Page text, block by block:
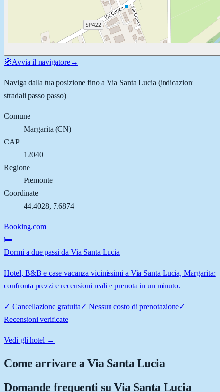
🧭Avvia il navigatore→
Naviga dalla tua posizione fino aVia Santa Lucia (indicazioni
stradali passo passo)
Comune
Margarita (CN)
CAP
12040
Regione
Piemonte
Coordinate
44.4028, 7.6874
Booking.com
🛏️
Dormi a due passi da Via Santa Lucia
Hotel, B&B e case vacanza vicinissimi a Via Santa Lucia, Margarita:
confronta prezzi e recensioni reali e prenota in un minuto.
✓ Cancellazione gratuita✓ Nessun costo di prenotazione✓
Recensioni verificate
Vedi gli hotel →
Come arrivare aVia Santa Lucia
Domande frequenti su Via Santa Lucia